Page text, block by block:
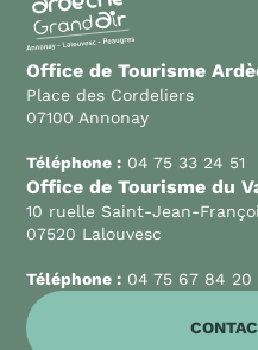
Office de Tourisme
Place des Cordeliers
07100 Annonay
Téléphone : 04 75 33 24 51
Office de Tourisme du
10 ruelle Saint-Jean-
07520 Lalouvesc
Téléphone : 04 75 67 84 20